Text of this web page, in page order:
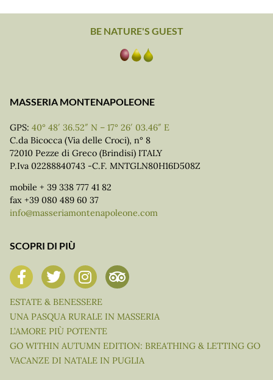
BE NATURE'S GUEST
MASSERIA MONTENAPOLEONE
GPS: 40° 48′ 36.52″ N – 17° 26′ 03.46″ E
C.da Bicocca (Via delle Croci), n° 8
72010 Pezze di Greco (Brindisi) ITALY
P.Iva 02288840743 -C.F. MNTGLN80H16D508Z
mobile + 39 338 777 41 82
fax +39 080 489 60 37
info@masseriamontenapoleone.com
SCOPRI DI PIÙ
ESTATE & BENESSERE
UNA PASQUA RURALE IN MASSERIA
L’AMORE PIÙ POTENTE
GO WITHIN AUTUMN EDITION: BREATHING & LETTING GO
VACANZE DI NATALE IN PUGLIA